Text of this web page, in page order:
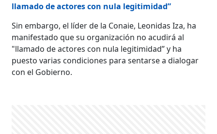
llamado de actores con nula legitimidad”
Sin embargo, el líder de la Conaie, Leonidas Iza, ha
manifestado que su organización no acudirá al
"llamado de actores con nula legitimidad” y ha
puesto varias condiciones para sentarse a dialogar
con el Gobierno.